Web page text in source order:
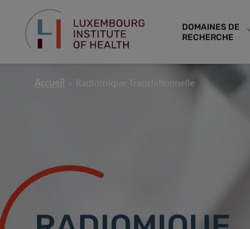
DOMAINES DE
RECHERCHE
Accueil Radiomique Translationnelle